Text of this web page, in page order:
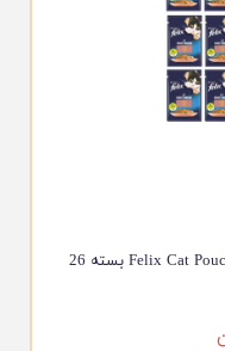
پوچ گربه فلیکس با طعم ماهی سالمون Felix Cat Pouch بسته 26